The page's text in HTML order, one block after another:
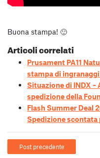
Buona stampa! 🙂
Articoli correlati
Prusament PA11
stampa di
Situazione di INDX
spedizione della
Flash Summer Deal
Spedizione scontata
Post precedente